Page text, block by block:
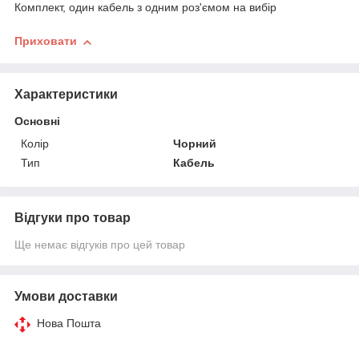
Комплект, один кабель з одним роз'ємом на вибір
Приховати
Характеристики
Основні
Колір
Чорний
Тип
Кабель
Відгуки про товар
Ще немає відгуків про цей товар
Умови доставки
Нова Пошта